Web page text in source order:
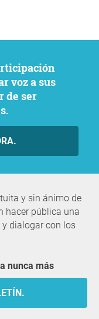
voz a sus
de ser
y sin ánimo de
hacer pública una
dialogar con los
nunca más